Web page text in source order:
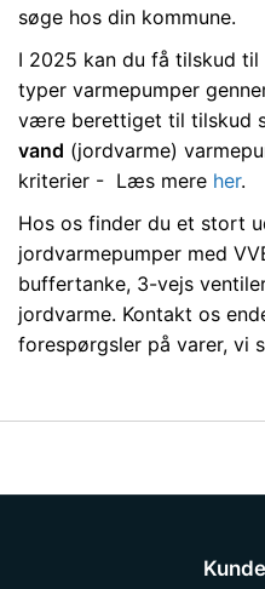
søge hos din kommune.
I 2025 kan du få tilskud
typer varmepumper
være berettiget til tilskud
vand (jordvarme)
kriterier - Læs mere her.
Hos os finder du et stort
jordvarmepumper med
buffertanke, 3-vejs
jordvarme. Kontakt os
forespørgsler på varer, vi